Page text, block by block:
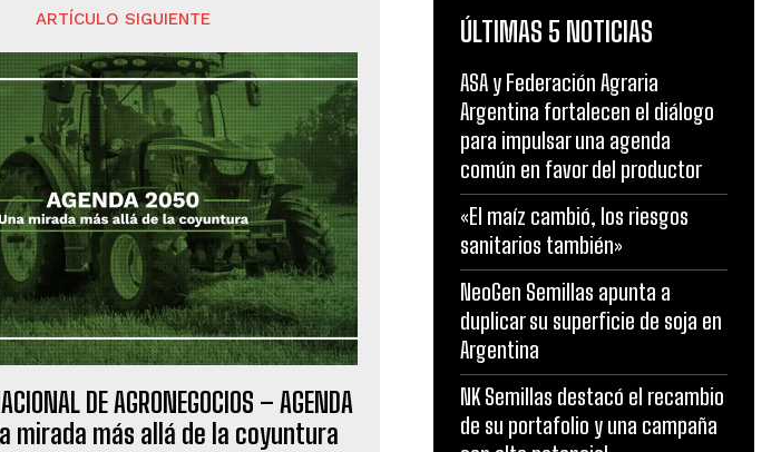
ARTÍCULO SIGUIENTE
DE AGRONEGOCIOS – AGENDA
mirada más allá de la coyuntura
ÚLTIMAS 5 NOTICIAS
ASA y Federación Agraria
Argentina fortalecen el diálogo
para impulsar una agenda
común en favor del productor
«El maíz cambió, los riesgos
sanitarios también»
NeoGen Semillas apunta a
duplicar su superficie de soja en
Argentina
NK Semillas destacó el recambio
de su portafolio y una campaña